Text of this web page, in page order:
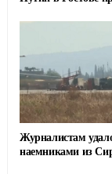
Журналистам
наемниками из